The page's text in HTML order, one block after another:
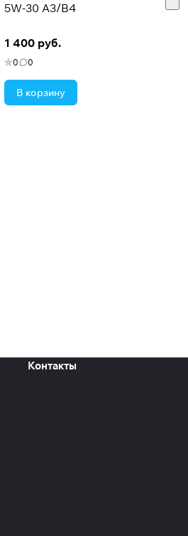
5W-30 A3/B4
1 400 руб.
0 0
В корзину
Контакты